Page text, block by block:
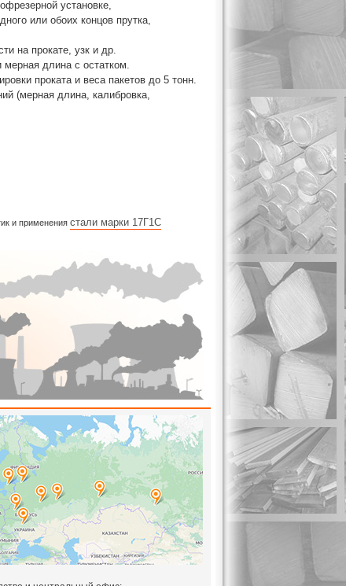
установке,
или обоих концов прутка,
на прокате, узк и др.
длина с остатком.
проката и веса пакетов до 5 тонн.
(мерная длина, калибровка,
и применения стали марки 17Г1С